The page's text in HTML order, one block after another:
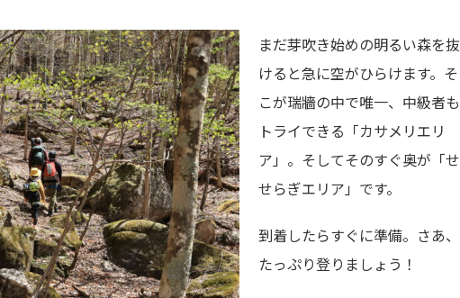
まだ芽吹き始めの明るい森を抜
けると急に空がひらけます。そ
こが瑞牆の中で唯一、中級者も
トライできる「カサメリエリ
ア」。そしてそのすぐ奥が「せ
せらぎエリア」です。
到着したらすぐに準備。さあ、
たっぷり登りましょう！